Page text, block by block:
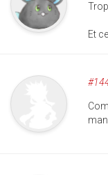
Et